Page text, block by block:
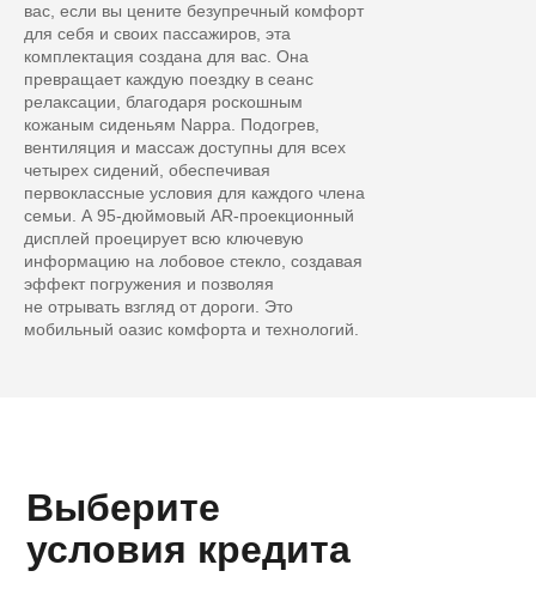
вас, если вы цените безупречный комфорт
для себя и своих пассажиров, эта
комплектация создана для вас. Она
превращает каждую поездку в сеанс
релаксации, благодаря роскошным
кожаным сиденьям Nappa. Подогрев,
вентиляция и массаж доступны для всех
четырех сидений, обеспечивая
первоклассные условия для каждого члена
семьи. А 95-дюймовый AR-проекционный
дисплей проецирует всю ключевую
информацию на лобовое стекло, создавая
эффект погружения и позволяя
не отрывать взгляд от дороги. Это
мобильный оазис комфорта и технологий.
Выберите
условия кредита
Первоначальный взнос
500 000 ₽
Срок кредита
4 250 000 ₽ от 91 257 ₽
Lynk & Co 08
от 4 750 000 ₽